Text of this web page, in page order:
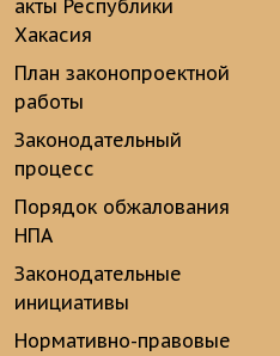
акты Республики
Хакасия
План законопроектной
работы
Законодательный
процесс
Порядок обжалования
НПА
Законодательные
инициативы
Нормативно-правовые